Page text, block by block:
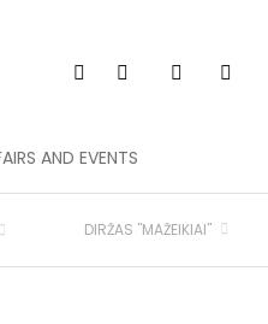
AND EVENTS
DIRŽAS "MAŽEIKIAI"